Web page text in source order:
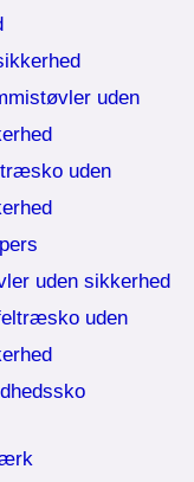
uden
uden
uden sikkerhed
uden